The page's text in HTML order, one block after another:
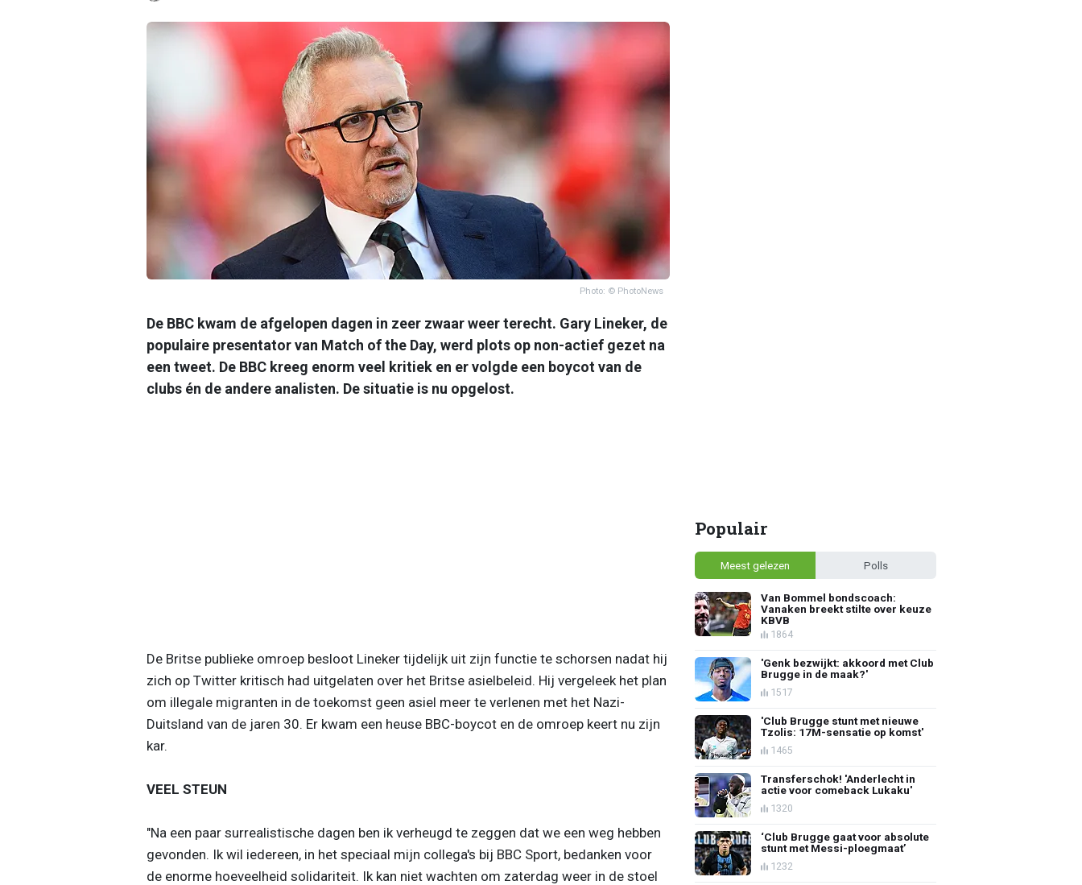
Photo: © PhotoNews
De BBC kwam de afgelopen dagen in zeer zwaar weer terecht. Gary Lineker, de
populaire presentator van Match of the Day, werd plots op non-actief gezet na
een tweet. De BBC kreeg enorm veel kritiek en er volgde een boycot van de
clubs én de andere analisten. De situatie is nu opgelost.
De Britse publieke omroep besloot Lineker tijdelijk uit zijn functie te schorsen nadat hij
zich op Twitter kritisch had uitgelaten over het Britse asielbeleid. Hij vergeleek het plan
om illegale migranten in de toekomst geen asiel meer te verlenen met het Nazi-
Duitsland van de jaren 30. Er kwam een heuse BBC-boycot en de omroep keert nu zijn
kar.
VEEL STEUN
"Na een paar surrealistische dagen ben ik verheugd te zeggen dat we een weg hebben
gevonden. Ik wil iedereen, in het speciaal mijn collega's bij BBC Sport, bedanken voor
de enorme hoeveelheid solidariteit. Ik kan niet wachten om zaterdag weer in de stoel
Populair
Meest gelezen Polls
Van Bommel bondscoach:
Vanaken breekt stilte over keuze
KBVB
1864
'Genk bezwijkt: akkoord met Club
Brugge in de maak?'
1517
'Club Brugge stunt met nieuwe
Tzolis: 17M-sensatie op komst'
1465
Transferschok! 'Anderlecht in
actie voor comeback Lukaku'
1320
‘Club Brugge gaat voor absolute
stunt met Messi-ploegmaat’
1232